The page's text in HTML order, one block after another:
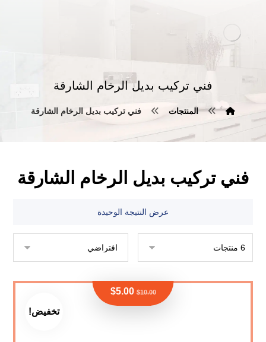
فني تركيب بديل الرخام الشارقة
المنتجات فني تركيب بديل الرخام الشارقة
فني تركيب بديل الرخام الشارقة
عرض النتيجة الوحيدة
تخفيض!
$10.00
$5.00